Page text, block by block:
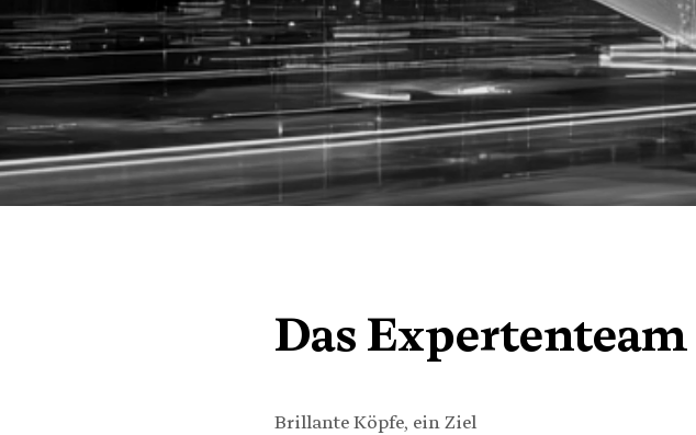
Das Expertenteam
Brillante Köpfe, ein Ziel